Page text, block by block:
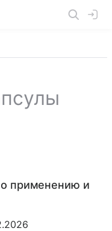
применению и